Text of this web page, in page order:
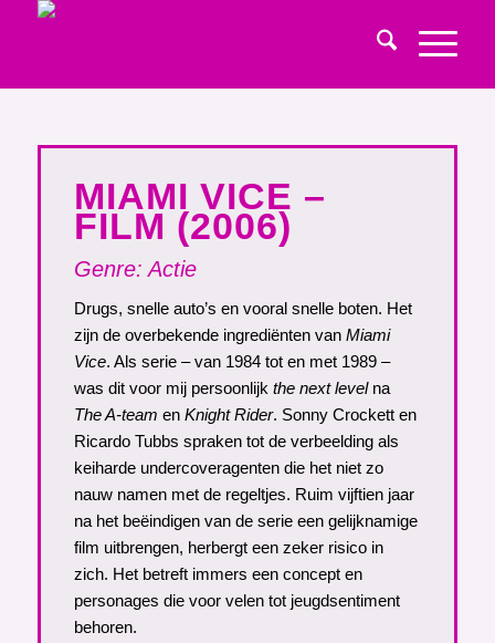
MIAMI VICE –
FILM (2006)
Genre:Actie
Drugs, snelle auto’s en vooral snelle boten. Het
zijn de overbekende ingrediënten van Miami
Vice. Als serie – van 1984 tot en met 1989 –
was dit voor mij persoonlijk the next levelna
The A-team en Knight Rider. Sonny Crockett en
Ricardo Tubbs spraken tot de verbeelding als
keiharde undercoveragenten die het niet zo
nauw namen met de regeltjes. Ruim vijftien jaar
na het beëindigen van de serie een gelijknamige
film uitbrengen, herbergt een zeker risico in
zich. Het betreft immers een concept en
personages die voor velen tot jeugdsentiment
behoren.